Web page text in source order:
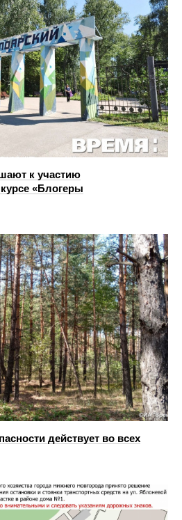
к участию
«Блогеры
действует во всех